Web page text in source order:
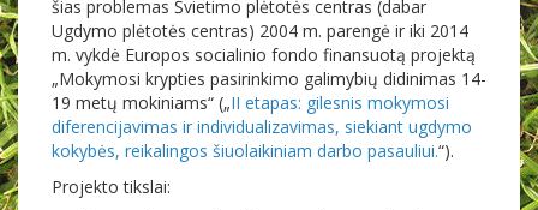
šias problemas Švietimo plėtotės centras (dabar
Ugdymo plėtotės centras) 2004 m. parengė ir iki 2014
m. vykdė Europos socialinio fondo finansuotą projektą
„Mokymosi krypties pasirinkimo galimybių didinimas 14-
19 metų mokiniams“ („II etapas: gilesnis mokymosi
diferencijavimas ir individualizavimas, siekiant ugdymo
kokybės, reikalingos šiuolaikiniam darbo pasauliui.“).
Projekto tikslai: